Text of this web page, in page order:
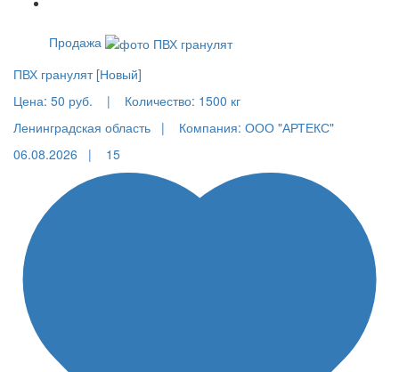
Продажа
ПВХ гранулят [Новый]
Цена: 50 руб. | Количество: 1500 кг
Ленинградская область |
Компания: ООО "АРТЕКС"
06.08.2026 |
15